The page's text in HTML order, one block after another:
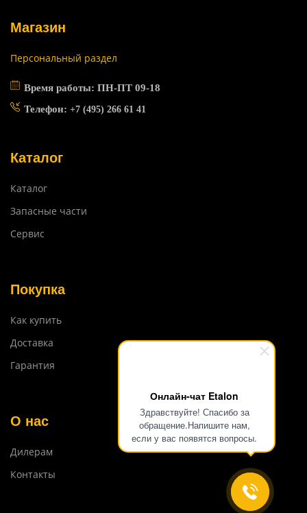
Онлайн-чат Etalon
Здравствуйте! Спасибо за
обращение.Напишите нам,
если у вас появятся вопросы.
Магазин
Персональный раздел
Время работы: ПН-ПТ 09-18
Телефон: +7 (495) 266 61 41
Каталог
Каталог
Запасные части
Сервис
Покупка
Как купить
Доставка
Гарантия
О нас
Дилерам
Контакты